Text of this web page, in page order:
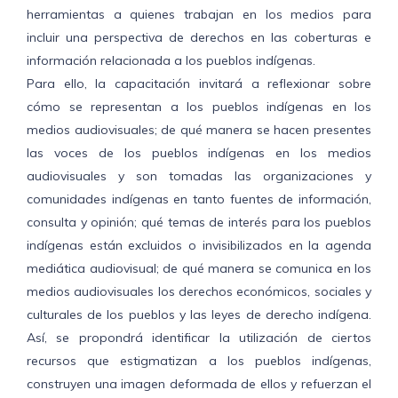
herramientas a quienes trabajan en los medios para
incluir una perspectiva de derechos en las coberturas e
información relacionada a los pueblos indígenas.
Para ello, la capacitación invitará a reflexionar sobre
cómo se representan a los pueblos indígenas en los
medios audiovisuales; de qué manera se hacen presentes
las voces de los pueblos indígenas en los medios
audiovisuales y son tomadas las organizaciones y
comunidades indígenas en tanto fuentes de información,
consulta y opinión; qué temas de interés para los pueblos
indígenas están excluidos o invisibilizados en la agenda
mediática audiovisual; de qué manera se comunica en los
medios audiovisuales los derechos económicos, sociales y
culturales de los pueblos y las leyes de derecho indígena.
Así, se propondrá identificar la utilización de ciertos
recursos que estigmatizan a los pueblos indígenas,
construyen una imagen deformada de ellos y refuerzan el